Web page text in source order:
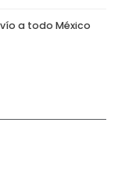
a todo México